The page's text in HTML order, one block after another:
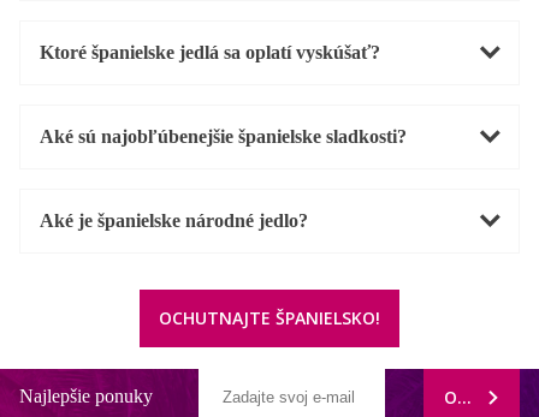
Ktoré španielske jedlá sa oplatí vyskúšať?
Aké sú najobľúbenejšie španielske sladkosti?
Aké je španielske národné jedlo?
OCHUTNAJTE ŠPANIELSKO!
Najlepšie ponuky ODOBERAŤ